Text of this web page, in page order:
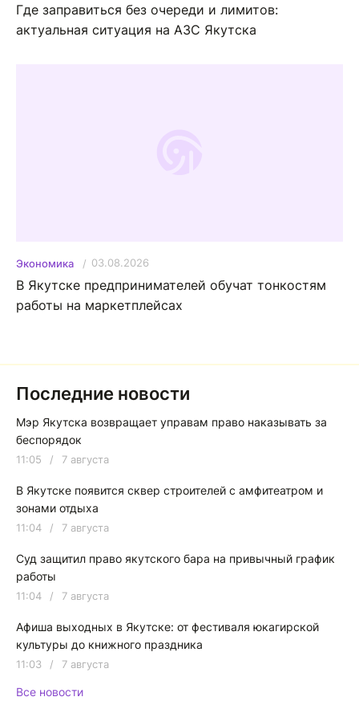
Где заправиться без очереди и лимитов:
актуальная ситуация на АЗС Якутска
Экономика 03.08.2026
В Якутске предпринимателей обучат тонкостям
работы на маркетплейсах
Последние новости
Мэр Якутска возвращает управам право наказывать за
беспорядок
11:05 / 7 августа
В Якутске появится сквер строителей с амфитеатром и
зонами отдыха
11:04 / 7 августа
Суд защитил право якутского бара на привычный график
работы
11:04 / 7 августа
Афиша выходных в Якутске: от фестиваля юкагирской
культуры до книжного праздника
11:03 / 7 августа
Все новости